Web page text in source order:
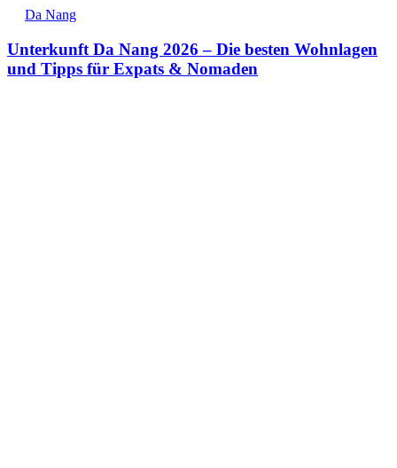
Da Nang
Unterkunft Da Nang 2026 – Die besten Wohnlagen
und Tipps für Expats & Nomaden